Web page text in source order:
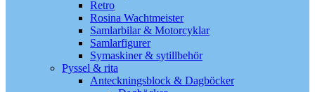
Retro
Rosina Wachtmeister
Samlarbilar & Motorcyklar
Samlarfigurer
Symaskiner & sytillbehör
Pyssel & rita
Anteckningsblock & Dagböcker